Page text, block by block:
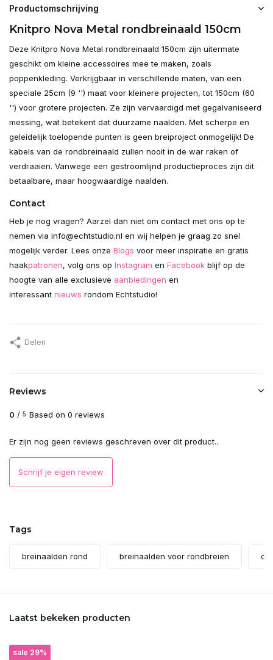
Productomschrijving
Knitpro Nova Metal rondbreinaald 150cm
Deze Knitpro Nova Metal rondbreinaald 150cm zijn uitermate
geschikt om kleine accessoires mee te maken, zoals
poppenkleding. Verkrijgbaar in verschillende maten, van een
speciale 25cm (9 '') maat voor kleinere projecten, tot 150cm (60
'') voor grotere projecten. Ze zijn vervaardigd met gegalvaniseerd
messing, wat betekent dat duurzame naalden. Met scherpe en
geleidelijk toelopende punten is geen breiproject onmogelijk! De
kabels van de rondbreinaald zullen nooit in de war raken of
verdraaien. Vanwege een gestroomlijnd productieproces zijn dit
betaalbare, maar hoogwaardige naalden.
Contact
Heb je nog vragen? Aarzel dan niet om contact met ons op te
nemen via info@echtstudio.nl en wij helpen je graag zo snel
mogelijk verder. Lees onze Blogs voor meer inspiratie en gratis
haakpatronen, volg ons op Instagram en Facebook blijf op de
hoogte van alle exclusieve aanbiedingen en
interessant nieuws rondom Echtstudio!
Delen
Reviews
0 / 5 Based on 0 reviews
Er zijn nog geen reviews geschreven over dit product..
Schrijf je eigen review
Tags
breinaalden rond breinaalden voor rondbreien
Laatst bekeken producten
sale 29%